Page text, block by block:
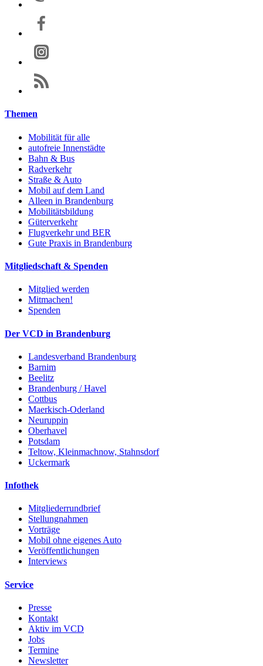
Themen
Mobilität für alle
autofreie Innenstädte
Bahn & Bus
Radverkehr
Straße & Auto
Mobil auf dem Land
Alleen in Brandenburg
Mobilitätsbildung
Güterverkehr
Flugverkehr und BER
Gute Praxis in Brandenburg
Mitgliedschaft & Spenden
Mitglied werden
Mitmachen!
Spenden
Der VCD in Brandenburg
Landesverband Brandenburg
Barnim
Beelitz
Brandenburg / Havel
Cottbus
Maerkisch-Oderland
Neuruppin
Oberhavel
Potsdam
Teltow, Kleinmachnow, Stahnsdorf
Uckermark
Infothek
Mitgliederrundbrief
Stellungnahmen
Vorträge
Mobil ohne eigenes Auto
Veröffentlichungen
Interviews
Service
Presse
Kontakt
Aktiv im VCD
Jobs
Termine
Newsletter